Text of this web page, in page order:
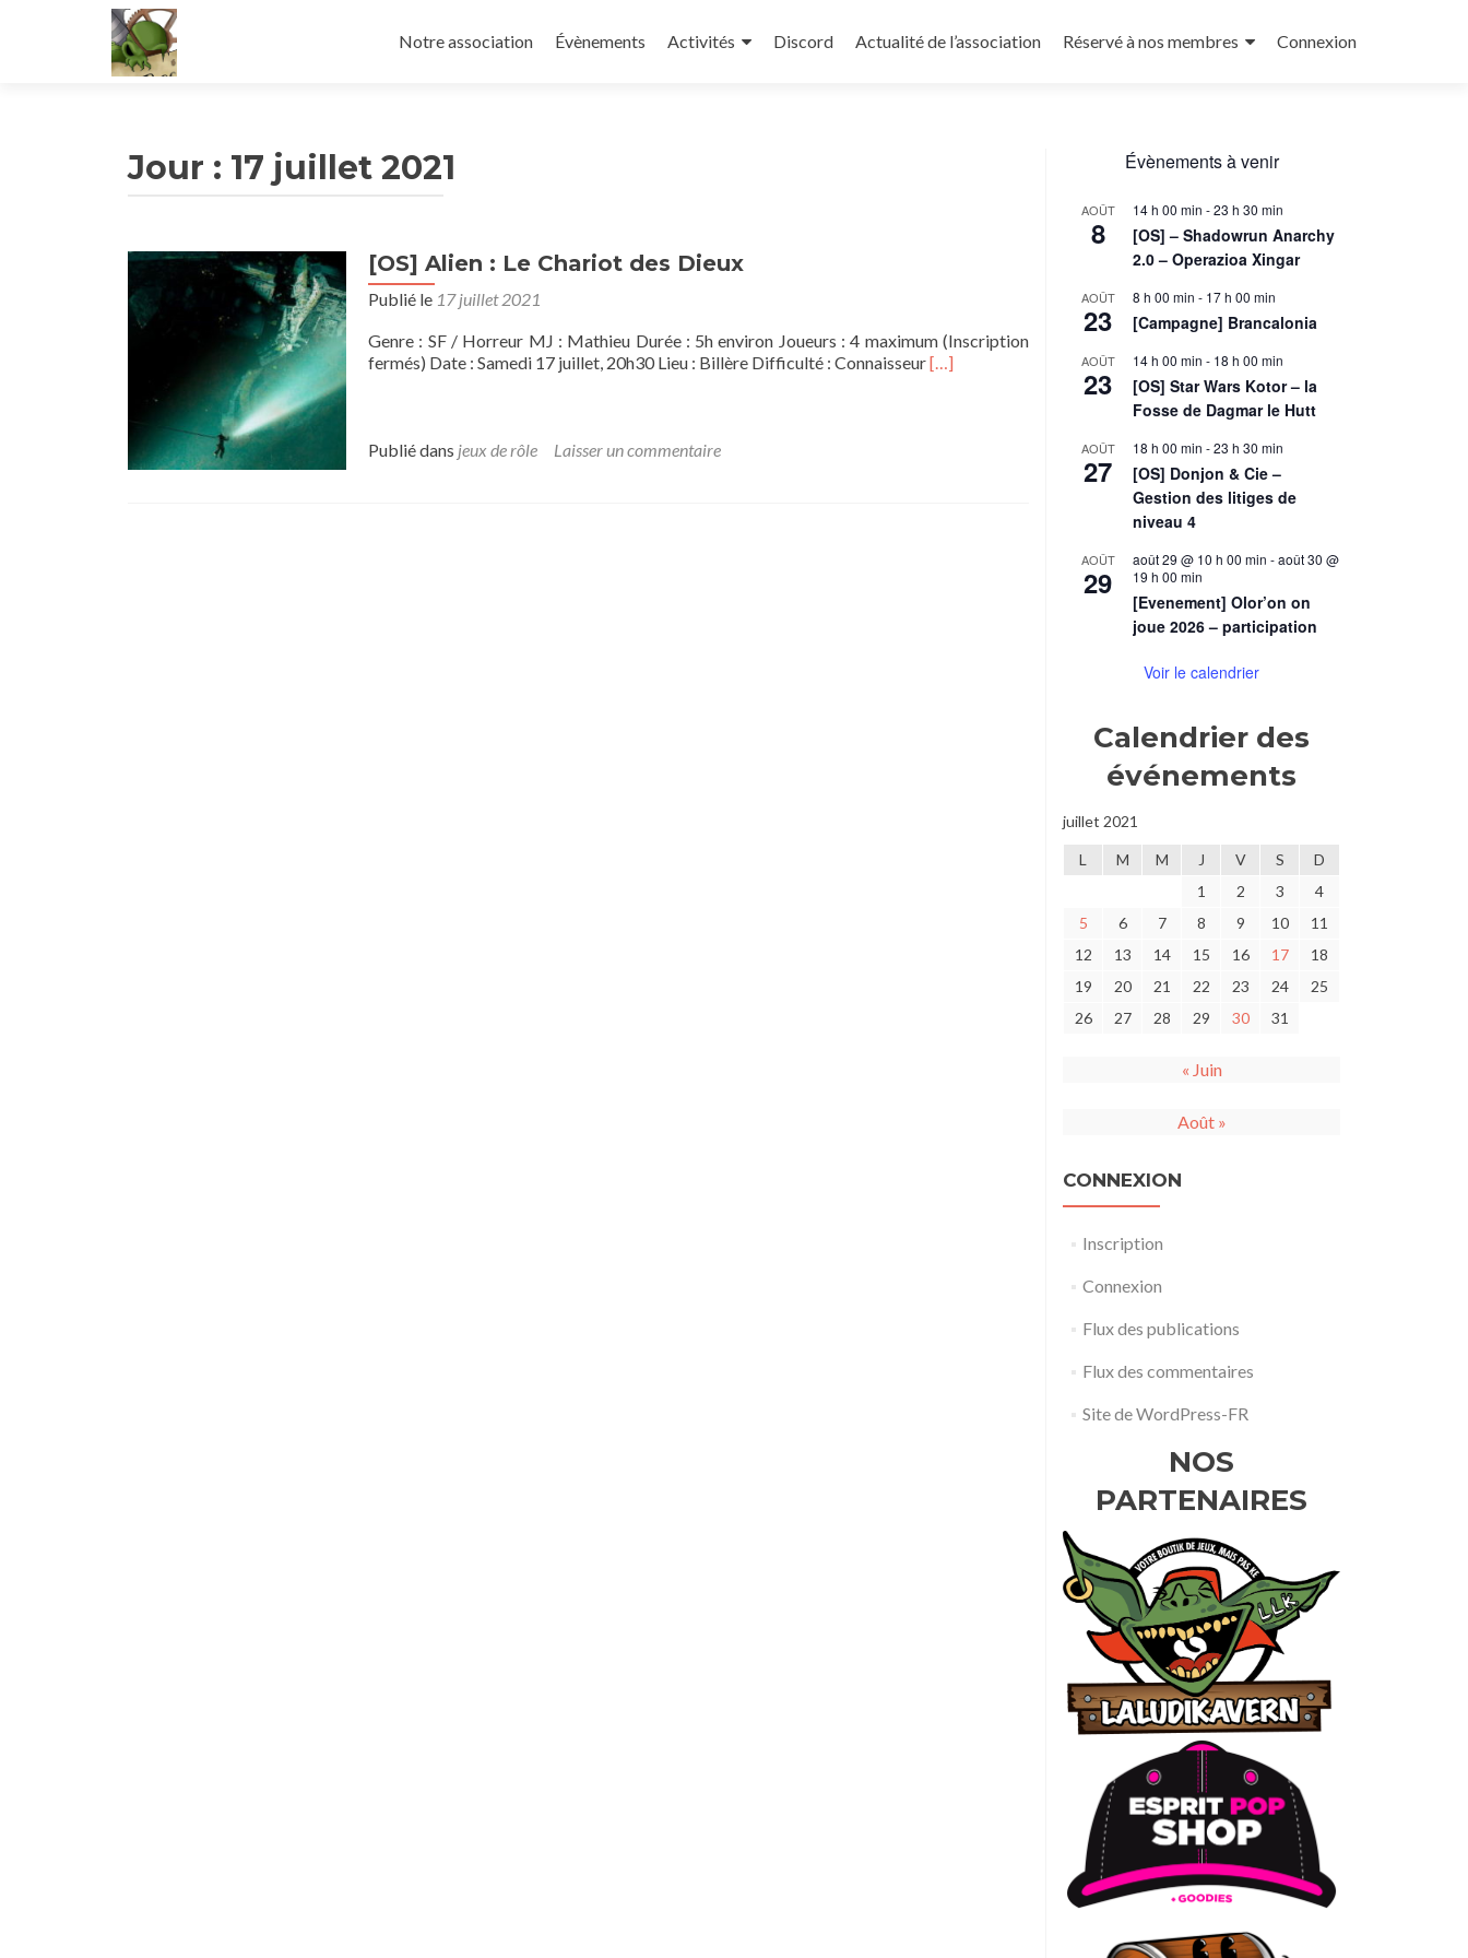
au
Notre association Évènements Activités Discord Actualité de l’association Réservé à nos membres Connexion
Jour : 17 juillet 2021
[OS] Alien : Le Chariot des Dieux
Publié le 17 juillet 2021
Genre : SF / Horreur MJ : Mathieu Durée : 5h environ Joueurs : 4 maximum (Inscription
fermés) Date : Samedi 17 juillet, 20h30 Lieu : Billère Difficulté : ConnaisseurEn
[…]
Publié dans jeux de rôle Laisser un commentaire
Évènements à venir
AOÛT
8
14 h 00 min -23 h 30 min
[OS] – Shadowrun Anarchy
2.0 – Operazioa Xingar
AOÛT
23
8 h 00 min - 17 h 00 min
[Campagne] Brancalonia
AOÛT
23
14 h 00 min - 18 h 00 min
[OS] Star Wars Kotor – la
Fosse de Dagmar le Hutt
AOÛT
27
18 h 00 min -23 h 30 min
[OS] Donjon & Cie –
Gestion des litiges de
niveau 4
AOÛT
29
août 29 @ 10 h 00 min -août 30 @
19 h 00 min
[Evenement] Olor’on on
joue 2026 – participation
Voir le calendrier
Calendrier des
événements
juillet 2021
L M M J V S
D
1
2 3
4
5
6 7 8 9 10
11
12
13 14 15 16 17
18
19
20 21 22 23 24
25
26
27 28 29 30 31
« Juin
Août »
CONNEXION
Inscription
Connexion
Flux des publications
Flux des commentaires
Site de WordPress-FR
NOS
PARTENAIRES